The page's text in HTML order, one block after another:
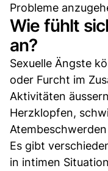
Probleme
Wie fühlt
an?
Sexuelle Ängste
oder Furcht im
Aktivitäten
Herzklopfen,
Es gibt
in intimen